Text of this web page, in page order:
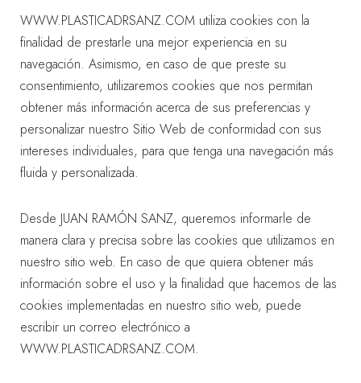
WWW.PLASTICADRSANZ.COM utiliza cookies con la
finalidad de prestarle una mejor experiencia en su
navegación. Asimismo, en caso de que preste su
consentimiento, utilizaremos cookies que nos permitan
obtener más información acerca de sus preferencias y
personalizar nuestro Sitio Web de conformidad con sus
intereses individuales, para que tenga una navegación más
fluida y personalizada.
Desde JUAN RAMÓN SANZ, queremos informarle de
manera clara y precisa sobre las cookies que utilizamos en
nuestro sitio web. En caso de que quiera obtener más
información sobre el uso y la finalidad que hacemos de las
cookies implementadas en nuestro sitio web, puede
escribir un correo electrónico a
WWW.PLASTICADRSANZ.COM.